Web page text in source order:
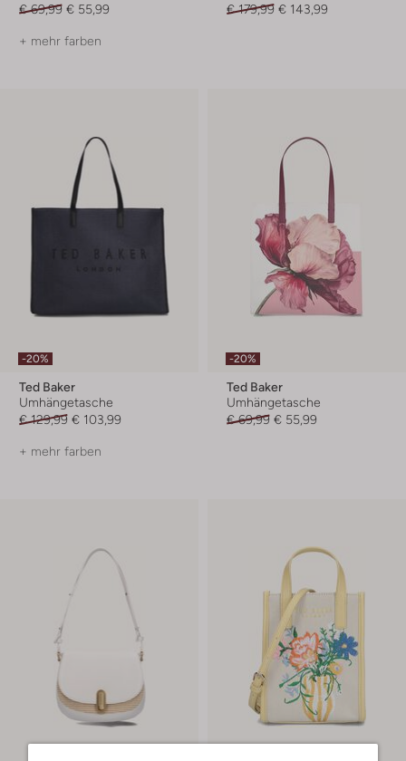
€ 69,99 € 55,99
+ mehr farben
€ 179,99 € 143,99
-20%
Ted Baker
Umhängetasche
€ 129,99 € 103,99
+ mehr farben
-20%
Ted Baker
Umhängetasche
€ 69,99 € 55,99